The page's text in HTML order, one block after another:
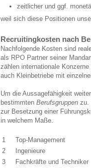
zeitlicher und ggf.
weil sich diese Positionen
Recruitingkosten nach
Nachfolgende Kosten sind
als RPO Partner seiner
zählen internationale
auch Kleinbetriebe mit
Um die Aussagefähigkeit
bestimmten Berufsgruppen zu.
zur Besetzung einer
in welchem Maße.
1 Top-Management
2
Ingenieure
3
Fachkräfte und Techniker